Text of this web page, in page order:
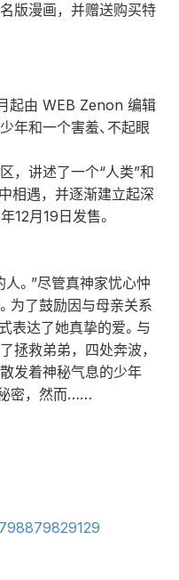
版漫画，并赠送购买特
起由 WEB Zenon 编辑
年和一个害羞、不起眼
，讲述了一个“人类”和
相遇，并逐渐建立起深
12月19日发售。
。”尽管真神家忧心忡
为了鼓励因与母亲关系
表达了她真挚的爱。与
拯救弟弟，四处奔波，
发着神秘气息的少年
密，然而……